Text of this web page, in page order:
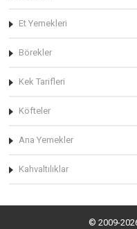
Et Yemekleri
Börekler
Kek Tarifleri
Köfteler
Ana Yemekler
Kahvaltılıklar
© 2009-